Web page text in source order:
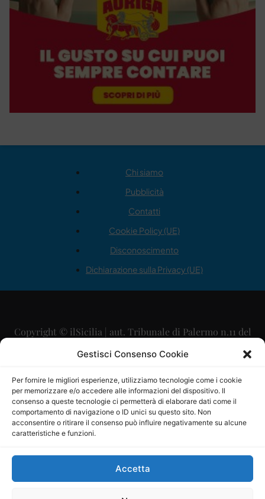
Gestisci Consenso Cookie
Per fornire le migliori esperienze, utilizziamo tecnologie come i cookie
per memorizzare e/o accedere alle informazioni del dispositivo. Il
consenso a queste tecnologie ci permetterà di elaborare dati come il
comportamento di navigazione o ID unici su questo sito. Non
acconsentire o ritirare il consenso può influire negativamente su alcune
caratteristiche e funzioni.
Accetta
Chi siamo
Pubblicità
Contatti
Cookie Policy (UE)
Disconoscimento
Dichiarazione sulla Privacy (UE)
Copyright © ilSicilia | aut. Tribunale di Palermo n.11 del
29/09/2015
Direttore Editoriale: Maurizio Scaglione
Direttore Responsabile: Maria Calabrese
P.IVA: 06334930820
Mercurio Comunicazione Società Cooperativa a r.l. è